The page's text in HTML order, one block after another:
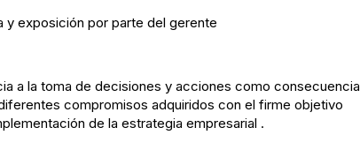
y exposición por parte del gerente
a la toma de decisiones y acciones como consecuencia
compromisos adquiridos con el firme objetivo
de la estrategia empresarial .